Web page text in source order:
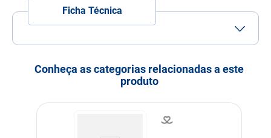
Ficha Técnica
Conheça as categorias relacionadas a este
produto
ração premier